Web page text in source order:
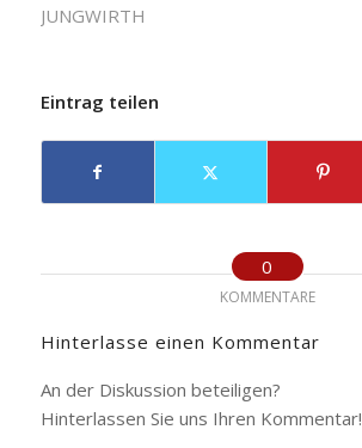
JUNGWIRTH
Eintrag teilen
0
KOMMENTARE
Hinterlasse einen Kommentar
An der Diskussion beteiligen?
Hinterlassen Sie uns Ihren Kommentar!